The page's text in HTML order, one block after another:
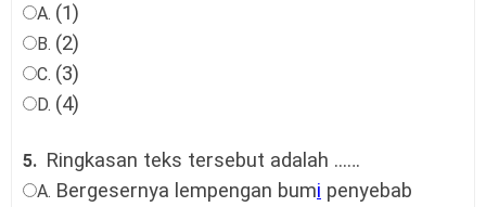
A. (1)
B. (2)
C. (3)
D. (4)
5. Ringkasan teks tersebut adalah ...…
A. Bergesernya lempengan bumi penyebab